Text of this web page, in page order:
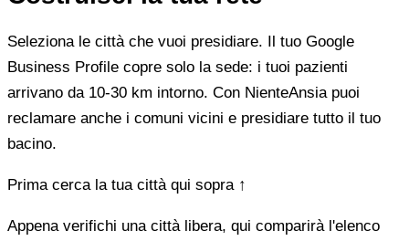
Seleziona le città che vuoi presidiare. Il tuo Google
Business Profile copre solo la sede: i tuoi pazienti
arrivano da 10-30 km intorno. Con NienteAnsia puoi
reclamare anche i comuni vicini e presidiare tutto il tuo
bacino.
Prima cerca la tua città qui sopra ↑
Appena verifichi una città libera, qui comparirà l'elenco